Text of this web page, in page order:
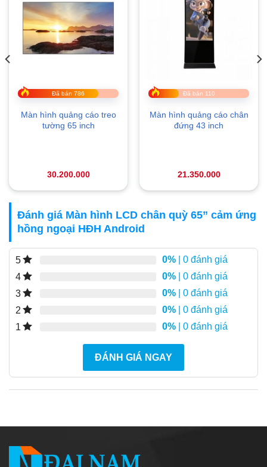
Đã bán 786
Màn hình quảng cáo treo
tường 65 inch
30.200.000
Đã bán 110
Màn hình quảng cáo chân
đứng 43 inch
21.350.000
Đánh giá Màn hình LCD chân quỳ 65” cảm ứng
hồng ngoại HĐH Android
5 0% | 0 đánh giá
4
0% | 0 đánh giá
3
0% | 0 đánh giá
2
0% | 0 đánh giá
1
0% | 0 đánh giá
ĐÁNH GIÁ NGAY